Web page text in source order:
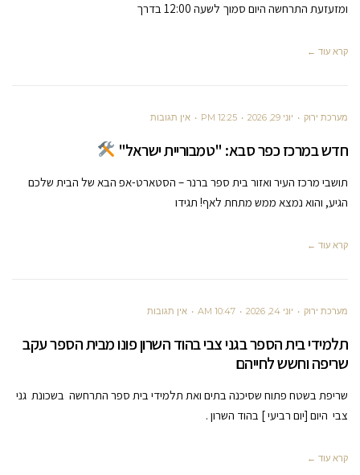
ומזעזעת התרחשה היום סמוך לשעה 12:00 בדרך
קרא עוד ←
מערכת ירוק יוני 29, 2026 12:25 PM אין תגובות
חדש במרכז כפר סבא: "טמבוריית ישראל"
תושבי מרכז העיר ואזור בית ספר ברנר – הסטארט-אפ הבא של הבית שלכם
הגיע, והוא נמצא ממש מתחת לאף! תגידו
קרא עוד ←
מערכת ירוק יוני 24, 2026 10:47 AM אין תגובות
תלמידי בית הספר בגני צבי בהוד השרון פונו מבית הספר עקב
שריפה וחשש לחייהם
שריפת בשטח פתוח שסיכנה בתים ואת תלמידי בית ספר התרחשה בשכונת גני
צבי היום [יום רביעי ] בהוד השרון .
קרא עוד ←